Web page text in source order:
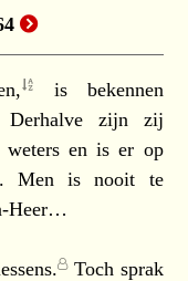
is bekennen
zijn zij
weters en is er op
Men is nooit te
Heer…
Toch sprak